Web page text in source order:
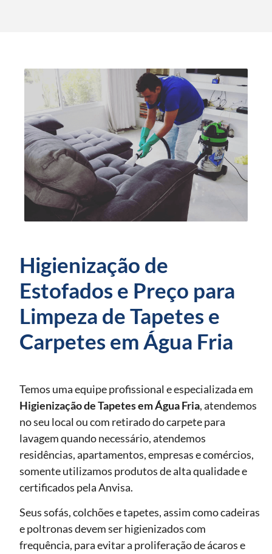
Higienização de
Estofados e Preço para
Limpeza de Tapetes e
Carpetes em Água Fria
Temos uma equipe profissional e especializada em
Higienização de Tapetesem Água Fria, atendemos
no seu local ou com retirado do carpete para
lavagem quando necessário, atendemos
residências, apartamentos, empresas e comércios,
somente utilizamos produtos de alta qualidade e
certificados pela Anvisa.
Seus sofás, colchões e tapetes, assim como cadeiras
e poltronas devem ser higienizados com
frequência, para evitar a proliferação de ácaros e